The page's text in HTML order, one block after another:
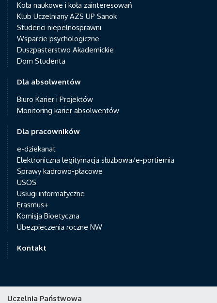
Koła naukowe i koła zainteresowań
Klub Uczelniany AZS UP Sanok
Studenci niepełnosprawni
Wsparcie psychologiczne
Duszpasterstwo Akademickie
Dom Studenta
Dla absolwentów
Biuro Karier i Projektów
Monitoring karier absolwentów
Dla pracowników
e-dziekanat
Elektroniczna legitymacja służbowa/e-portiernia
Sprawy kadrowo-płacowe
USOS
Usługi informatyczne
Erasmus+
Komisja Bioetyczna
Ubezpieczenia roczne NW
Kontakt
Uczelnia Państwowa